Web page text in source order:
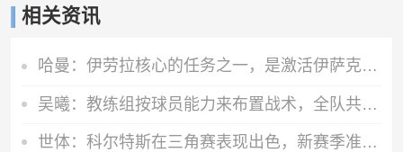
相关资讯
哈曼：伊劳拉核心的任务之一，是激活伊萨克、维尔茨等球员
吴曦：教练组按球员能力来布置战术，全队共同努力拿到想要的分数
世体：科尔特斯在三角赛表现出色，新赛季准备留在巴萨参与竞争